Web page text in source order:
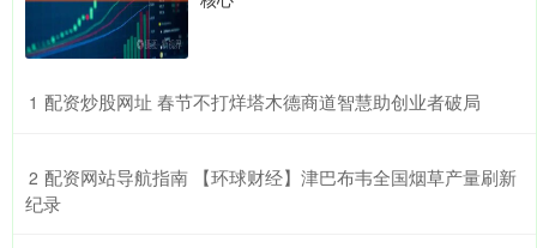
1 ​配资炒股网址 春节不打烊塔木德商道智慧助创业者破局
2 ​配资网站导航指南 【环球财经】津巴布韦全国烟草产量刷新
纪录